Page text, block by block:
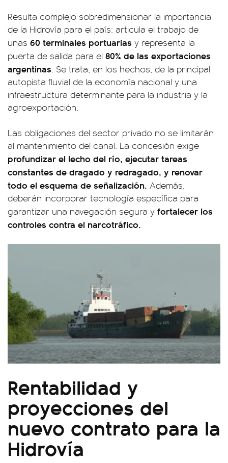
Resulta complejo sobredimensionar la importancia
de la Hidrovía para el país: articula el trabajo de
unas 60 terminales portuarias y representa la
puerta de salida para el 80% de las exportaciones
argentinas. Se trata, en los hechos, de la principal
autopista fluvial de la economía nacional y una
infraestructura determinante para la industria y la
agroexportación.
Las obligaciones del sector privado no se limitarán
al mantenimiento del canal. La concesión exige
profundizar el lecho del río, ejecutar tareas
constantes de dragado y redragado, y renovar
todo el esquema de señalización. Además,
deberán incorporar tecnología específica para
garantizar una navegación segura y fortalecer los
controles contra el narcotráfico.
Rentabilidad y
proyecciones del
nuevo contrato para la
Hidrovía